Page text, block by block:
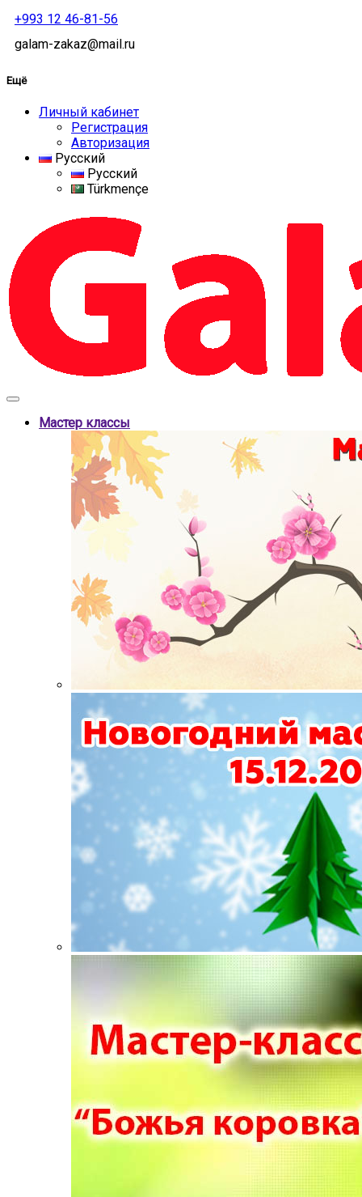
+993 12 46-81-56
galam-zakaz@mail.ru
Ещё
Личный кабинет
Регистрация
Авторизация
Русский
Русский
Türkmençe
Мастер классы